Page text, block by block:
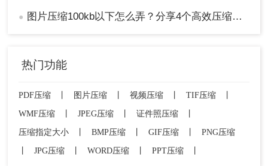
● 图片压缩100kb以下怎么弄？分享4个高效压缩方法！
热门功能
PDF压缩 图片压缩 视频压缩 TIF压缩
WMF压缩
JPEG压缩 证件照压缩
压缩指定大小
BMP压缩 GIF压缩
PNG压缩
JPG压缩 WORD压缩 PPT压缩